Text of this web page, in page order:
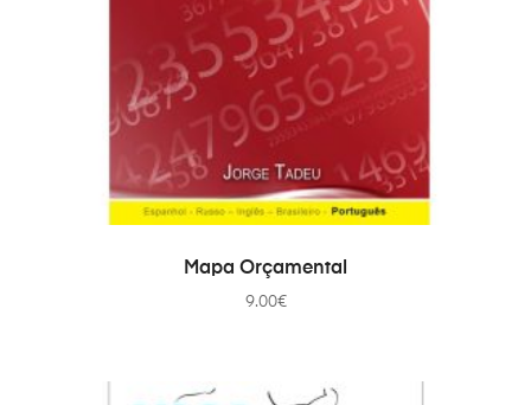
TOEVOEGEN AAN WINKELWAGEN
Mapa Orçamental
9.00€